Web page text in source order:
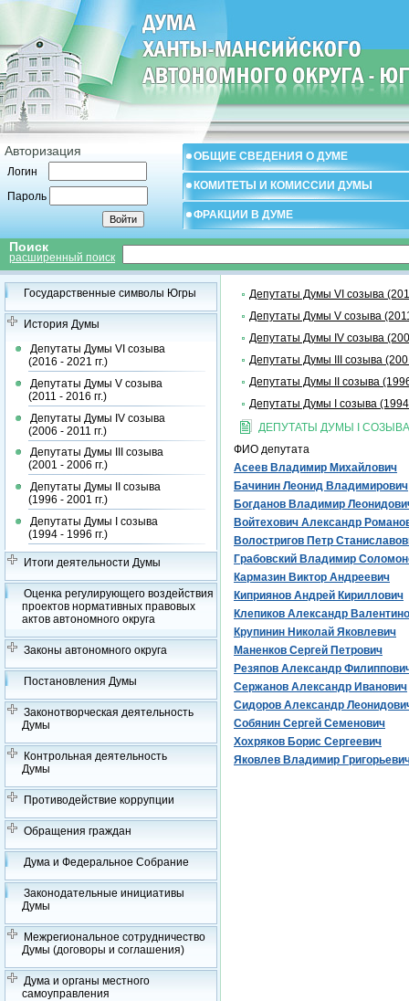
Авторизация
Логин
Пароль
ОБЩИЕ СВЕДЕНИЯ О ДУМЕ
КОМИТЕТЫ И КОМИССИИ ДУМЫ
ФРАКЦИИ В ДУМЕ
Поиск
расширенный поиск
Государственные символы Югры
История Думы
Депутаты Думы VI созыва
(2016 - 2021 гг.)
Депутаты Думы V созыва
(2011 - 2016 гг.)
Депутаты Думы IV созыва
(2006 - 2011 гг.)
Депутаты Думы III созыва
(2001 - 2006 гг.)
Депутаты Думы II созыва
(1996 - 2001 гг.)
Депутаты Думы I созыва
(1994 - 1996 гг.)
Итоги деятельности Думы
Оценка регулирующего воздействия
проектов нормативных правовых
актов автономного округа
Законы автономного округа
Постановления Думы
Законотворческая деятельность
Думы
Контрольная деятельность
Думы
Противодействие коррупции
Обращения граждан
Дума и Федеральное Собрание
Законодательные инициативы
Думы
Межрегиональное сотрудничество
Думы (договоры и соглашения)
Дума и органы местного
самоуправления
Депутаты Думы VI созыва
Депутаты Думы V созыва
Депутаты Думы IV созыва
Депутаты Думы III созыва
Депутаты Думы II созыва (1996
Депутаты Думы I созыва (1994
ДЕПУТАТЫ ДУМЫ I СОЗЫВА
ФИО депутата
Асеев Владимир Михайлович
Бачинин Леонид Владимирович
Богданов Владимир
Войтехович Александр
Волостригов Петр
Грабовский Владимир
Кармазин Виктор Андреевич
Киприянов Андрей Кириллович
Клепиков Александр
Крупинин Николай Яковлевич
Маненков Сергей Петрович
Резяпов Александр
Сержанов Александр Иванович
Сидоров Александр
Собянин Сергей Семенович
Хохряков Борис Сергеевич
Яковлев Владимир